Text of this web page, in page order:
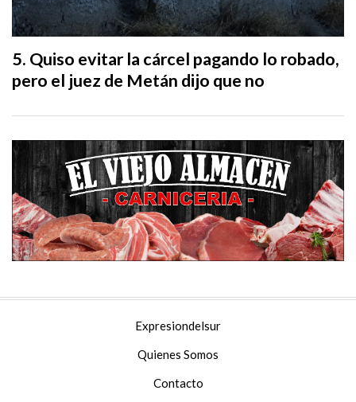
Quiso evitar la cárcel pagando lo robado,
pero el juez de Metán dijo que no
Expresiondelsur
Quienes Somos
Contacto